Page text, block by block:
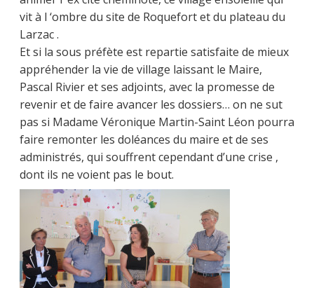
vit à l ‘ombre du site de Roquefort et du plateau du
Larzac .
Et si la sous préfète est repartie satisfaite de mieux
appréhender la vie de village laissant le Maire,
Pascal Rivier et ses adjoints, avec la promesse de
revenir et de faire avancer les dossiers… on ne sut
pas si Madame Véronique Martin-Saint Léon pourra
faire remonter les doléances du maire et de ses
administrés, qui souffrent cependant d’une crise ,
dont ils ne voient pas le bout.